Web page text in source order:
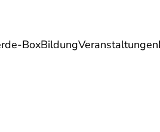
BoxBildungVeranstaltungen
Energie